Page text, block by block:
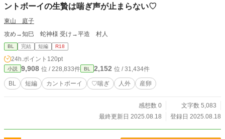
ントボーイの生贄は喘ぎ声が止まらない♡
東山 庭子
攻め→知巳 蛇神様 受け→平造 村人
BL 完結 短編 R18
24h.ポイント 120pt
小説 9,908 位 / 228,833件 BL 2,152 位 / 31,434件
BL 短編 カントボーイ ♡喘ぎ 人外 産卵
感想数 0
文字数 5,083
最終更新日 2025.08.18
登録日 2025.08.18